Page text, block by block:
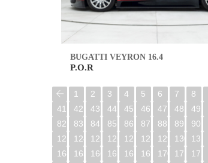
BUGATTI VEYRON 16.4
P.O.R
1 2 3 4 5 6 7 8
41
42 43 44 45 46 47 48 49
82
83 84 85 86 87 88 89 90
123
124 125 126 127 128 129 130 131
164
165 166 167 168 169 170 171 172